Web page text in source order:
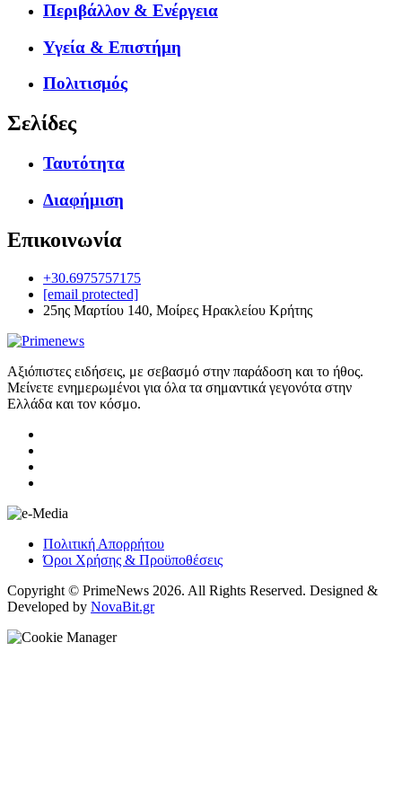
Περιβάλλον & Ενέργεια
Υγεία & Επιστήμη
Πολιτισμός
Σελίδες
Ταυτότητα
Διαφήμιση
Επικοινωνία
+30.6975757175
[email protected]
25ης Μαρτίου 140, Μοίρες Ηρακλείου Κρήτης
Αξιόπιστες ειδήσεις, με σεβασμό στην παράδοση και το ήθος.
Μείνετε ενημερωμένοι για όλα τα σημαντικά γεγονότα στην
Ελλάδα και τον κόσμο.
Πολιτική Απορρήτου
Όροι Χρήσης & Προϋποθέσεις
Copyright © PrimeNews 2026. All Rights Reserved. Designed &
Developed by NovaBit.gr